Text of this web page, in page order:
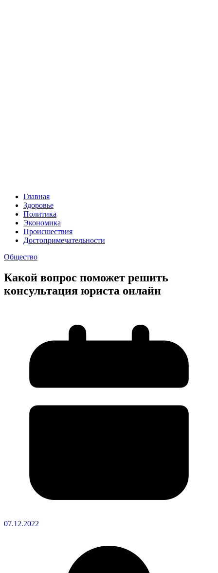
Главная
Здоровье
Политика
Экономика
Происшествия
Достопримечательности
Общество
Какой вопрос поможет решить
консультация юриста онлайн
07.12.2022